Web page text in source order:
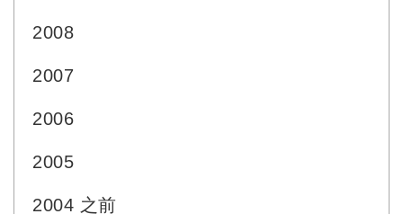
2008
2007
2006
2005
2004 之前